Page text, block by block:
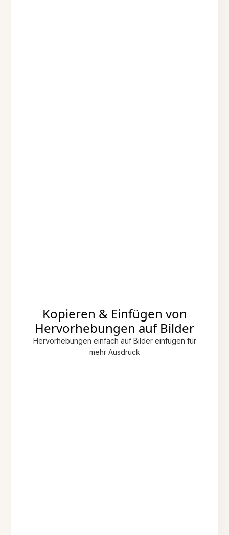
Kopieren & Einfügen von
Hervorhebungen auf Bilder
Hervorhebungen einfach auf Bilder einfügen für
mehr Ausdruck